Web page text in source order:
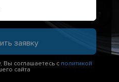
Вы соглашаетесь с политикой
сайта